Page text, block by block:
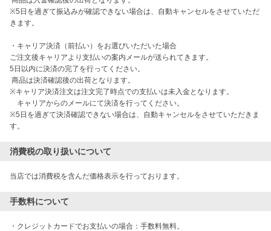
※5日を過ぎて振込みが確認できない場合は、自動キャンセルをさせていただ
きます。
・キャリア決済（前払い）をお選びいただいた場合
ご注文後キャリアより支払いの案内メールが送られてきます。
5日以内に決済の完了を行ってください。
※キャリア決済注文は注文完了時点での支払いは未入金となります。
キャリアからのメールにて決済を行ってください。
※5日を過ぎて決済確認できない場合は、自動キャンセルをさせていただきま
す。
消費税の取り扱いについて
当店では消費税を含んだ価格表示を行っております。
手数料について
・クレジットカードでお支払いの場合：手数料無料。